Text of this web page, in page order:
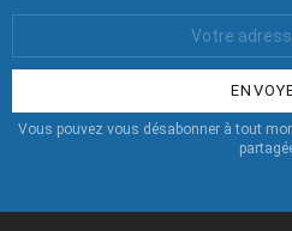
:
Vous pouvez vous désabonner à tout